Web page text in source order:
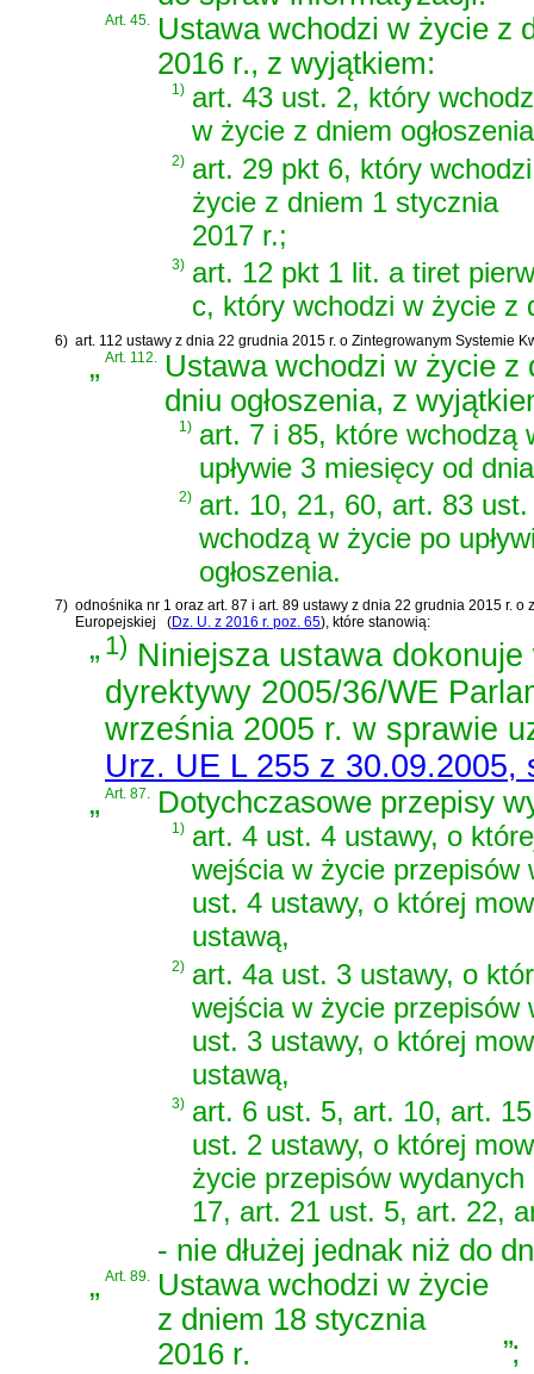
Art. 45. Ustawa wchodzi w życie z
2016 r., z wyjątkiem:
1) art. 43 ust. 2, który
w życie z dniem
2) art. 29 pkt 6, który
życie z dniem 1 stycznia
2017 r.;
3) art. 12 pkt 1 lit. a tiret
c, który wchodzi w życie z
6) art. 112 ustawy z dnia 22 grudnia 2015 r. o Zintegrowanym Systemie
„Art. 112.
Ustawa wchodzi w życie z
dniu ogłoszenia, z
1) art. 7 i 85, które wchodzą
upływie 3 miesięcy od
2) art. 10, 21, 60, art. 83
wchodzą w życie po
ogłoszenia.
7) odnośnika nr 1 oraz art. 87 i art. 89 ustawy z dnia 22 grudnia 2015 r.
Europejskiej
(Dz. U. z 2016 r. poz. 65), które stanowią:
„1) Niniejsza ustawa
dyrektywy 2005/36/WE
września 2005 r. w sprawie
Urz. UE L 255 z 30.09.2005,
„Art. 87. Dotychczasowe przepisy
1) art. 4 ust. 4 ustawy, o
wejścia w życie
ust. 4 ustawy, o której
ustawą,
2) art. 4a ust. 3 ustawy, o
wejścia w życie przepisów
ust. 3 ustawy, o której
ustawą,
3) art. 6 ust. 5, art. 10, art.
ust. 2 ustawy, o której
życie przepisów
17, art. 21 ust. 5, art. 22,
- nie dłużej jednak niż do
„Art. 89. Ustawa wchodzi w życie
z dniem 18 stycznia
2016 r.
”
;